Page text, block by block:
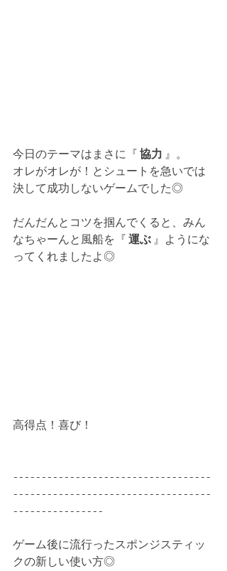
今日のテーマはまさに『 協力 』。
オレがオレが！とシュートを急いでは
決して成功しないゲームでした◎
だんだんとコツを掴んでくると、みん
なちゃーんと風船を『 運ぶ 』ようにな
ってくれましたよ◎
高得点！喜び！
-----------------------------------
-----------------------------------
----------------
ゲーム後に流行ったスポンジスティッ
クの新しい使い方◎